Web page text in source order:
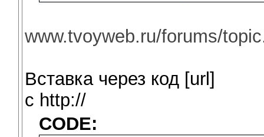
www.tvoyweb.ru/forums/
Вставка через код [url]
c http://
CODE: